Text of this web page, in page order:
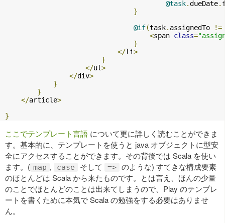
@task.dueDate.
}
@if(task. assignedTo
!=
<span class=
}
</li>
}
</ul>
</div>
}
}
</article>
}
ここでテンプレート言語 について更に詳しく読むことができま
す。基本的に、テンプレートを使うと java オブジェクトに型安
全にアクセスすることができます。その背後では Scala を使い
ます。( map , case そして => のような) すてきな構成要素
のほとんどは Scala から来たものです。とは言え、ほんの少量
のことでほとんどのことは出来てしまうので、Play のテンプレ
ートを書くために本気で Scala の勉強をする必要はありませ
ん。